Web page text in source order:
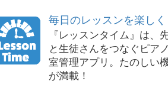
毎日のレッスンを楽しく
『レッスンタイム』は、
と生徒さんをつなぐピア
室管理アプリ。たのしい
が満載！